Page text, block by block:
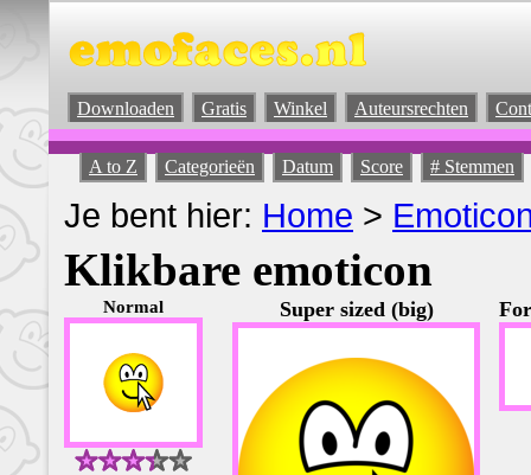
Downloaden Gratis Winkel Auteursrechten
A to Z Categorieën Datum Score # Stemmen
Je bent hier: Home >
Klikbare emoticon
Normal Super sized (big)